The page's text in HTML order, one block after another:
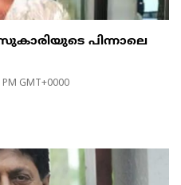
പിന്നാലെ
PM GMT+0000